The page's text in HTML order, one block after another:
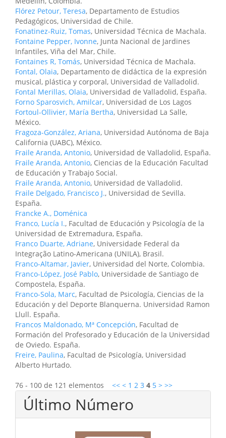
Flórez Petour, Teresa, Departamento de Estudios
Pedagógicos, Universidad de Chile.
Fonatinez-Ruiz, Tomas, Universidad Técnica de Machala.
Fontaine Pepper, Ivonne, Junta Nacional de Jardines
Infantiles, Viña del Mar, Chile.
Fontaines R, Tomás, Universidad Técnica de Machala.
Fontal, Olaia, Departamento de didáctica de la expresión
musical, plástica y corporal, Universidad de Valladolid.
Fontal Merillas, Olaia, Universidad de Valladolid, España.
Forno Sparosvich, Amilcar, Universidad de Los Lagos
Fortoul-Ollivier, María Bertha, Universidad La Salle,
México.
Fragoza-González, Ariana, Universidad Autónoma de Baja
California (UABC), México.
Fraile Aranda, Antonio, Universidad de Valladolid, España.
Fraile Aranda, Antonio, Ciencias de la Educación Facultad
de Educación y Trabajo Social.
Fraile Aranda, Antonio, Universidad de Valladolid.
Fraile Delgado, Francisco J., Universidad de Sevilla.
España.
Francke A., Doménica
Franco, Lucía I., Facultad de Educación y Psicología de la
Universidad de Extremadura, España.
Franco Duarte, Adriane, Universidade Federal da
Integração Latino-Americana (UNILA), Brasil.
Franco-Altamar, Javier, Universidad del Norte, Colombia.
Franco-López, José Pablo, Universidade de Santiago de
Compostela, España.
Franco-Sola, Marc, Facultad de Psicología, Ciencias de la
Educación y del Deporte Blanquerna. Universidad Ramon
Llull. España.
Francos Maldonado, Mª Concepción, Facultad de
Formación del Profesorado y Educación de la Universidad
de Oviedo. España.
Freire, Paulina, Facultad de Psicología, Universidad
Alberto Hurtado.
76 - 100 de 121 elementos << < 1 2 3 4 5 > >>
Último Número